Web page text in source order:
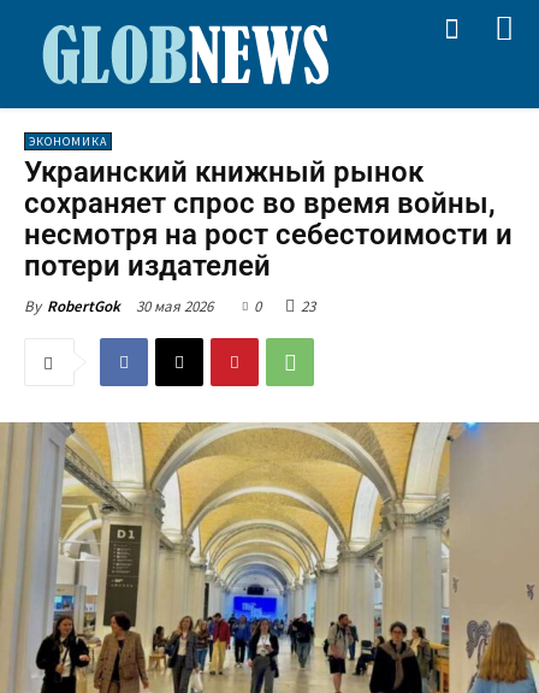
ЭКОНОМИКА
Украинский книжный рынок
сохраняет спрос во время войны,
несмотря на рост себестоимости и
потери издателей
By RobertGok 30 мая 2026 0 23